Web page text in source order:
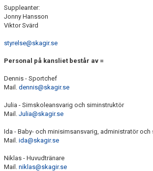
ALLMÄNNA VILLKOR & POLICY
JOBBA HOS OSS
FÖRSÄKRINGAR
KLUBBSHOP
DOKUMENT
Suppleanter:
Jonny Hansson
Viktor Svärd
styrelse@skagir.se
Personal på kansliet består av =
Dennis - Sportchef
Mail. dennis@skagir.se
Julia - Simskoleansvarig och siminstruktör
Mail. Julia@skagir.se
Ida - Baby- och minisimsansvarig, administratör
Mail. ida@skagir.se
Niklas - Huvudtränare
Mail. niklas@skagir.se